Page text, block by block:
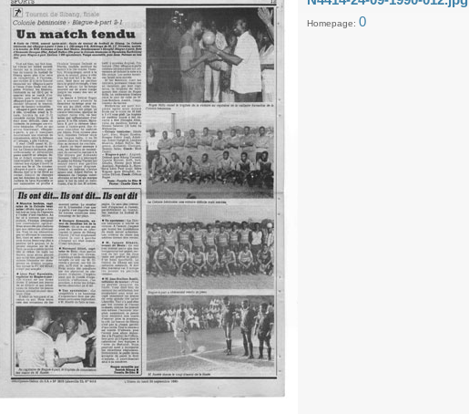
Homepage: 0